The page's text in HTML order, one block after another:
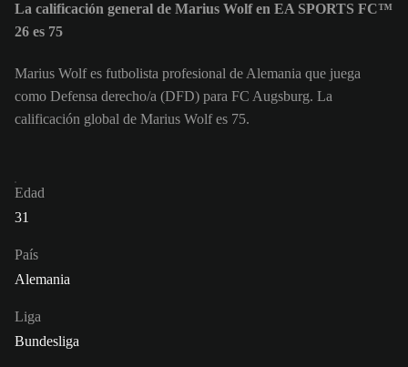
La calificación general de Marius Wolf en EA SPORTS FC™
26 es 75
Marius Wolf es futbolista profesional de Alemania que juega
como Defensa derecho/a (DFD) para FC Augsburg. La
calificación global de Marius Wolf es 75.
Edad
31
País
Alemania
Liga
Bundesliga